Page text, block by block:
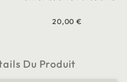
20,00 €
Du Produit